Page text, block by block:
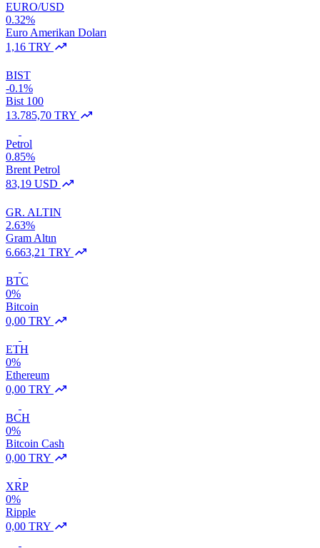
EURO/USD
0.32%
Euro Amerikan Doları
1,16 TRY
BIST
-0.1%
Bist 100
13.785,70 TRY
Petrol
0.85%
Brent Petrol
83,19 USD
GR. ALTIN
2.63%
Gram Altın
6.663,21 TRY
BTC
0%
Bitcoin
0,00 TRY
ETH
0%
Ethereum
0,00 TRY
BCH
0%
Bitcoin Cash
0,00 TRY
XRP
0%
Ripple
0,00 TRY